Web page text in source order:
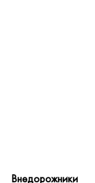
Внедорожники